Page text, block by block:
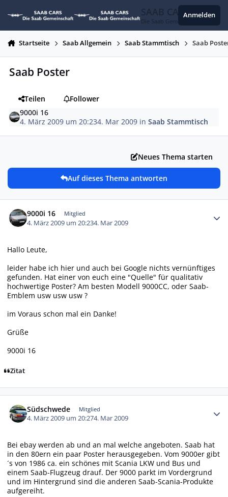
SAAB CARS
Die Saab Gemeinschaft
Anmelden
Startseite Saab Allgemein Saab Stammtisch Saab
Saab Poster
Teilen
Follower
9000i 16
4. März 2009 um 20:234. Mar 2009 inSaab Stammtisch
Neues Thema starten
Auf dieses Thema antworten
9000i 16 Mitglied
4. März 2009 um 20:234. Mar 2009
Hallo Leute,
leider habe ich hier und auch bei Google nichts vernünftiges
gefunden. Hat einer von euch eine "Quelle" für qualitativ
hochwertige Poster? Am besten Modell 9000CC, oder Saab-
Emblem usw usw usw ?
im Voraus schon mal ein Danke!
Grüße
9000i 16
Zitat
Südschwede Mitglied
4. März 2009 um 20:274. Mar 2009
Bei ebay werden ab und an mal welche angeboten. Saab hat
in den 80ern ein paar Poster herausgegeben. Vom 9000er gibt
´s von 1986 ca. ein schönes mit Scania LKW und Bus und
einem Saab-Flugzeug drauf. Der 9000 parkt im Vordergrund
und im Hintergrund sind die anderen Saab-Scania-Produkte
aufgereiht.